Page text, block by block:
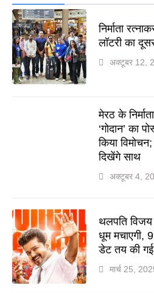
निर्माता
लॉटरी का
अक्टूबर 12,
मेरठ के
‘गोदान’ का
किया
दिखेंगे साथ
अक्टूबर 4,
थलपति
धूम मचाएगी,
डेट तय की
मार्च 25,